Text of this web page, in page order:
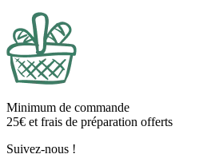
Minimum de commande
25€ et frais de préparation offerts
Suivez-nous !